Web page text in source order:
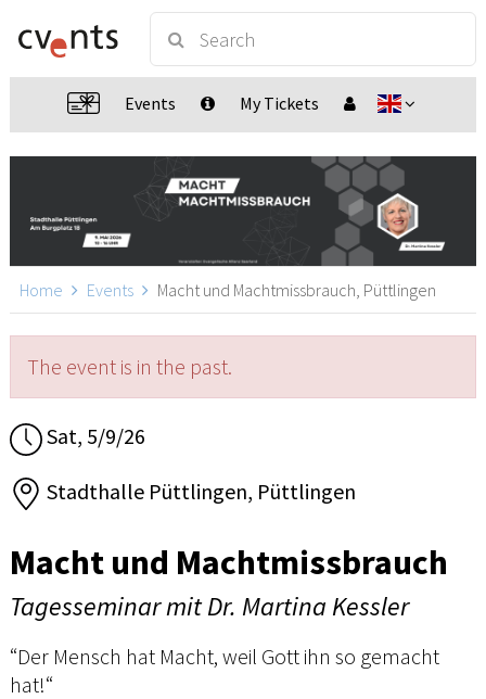
Events My Tickets
Home Events Macht und Machtmissbrauch, Püttlingen
The event is in the past.
Sat, 5/9/26
Stadthalle Püttlingen, Püttlingen
Macht und Machtmissbrauch
Tagesseminar mit Dr. Martina Kessler
“Der Mensch hat Macht, weil Gott ihn so gemacht
hat!“